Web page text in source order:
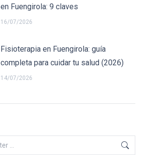
en Fuengirola: 9 claves
16/07/2026
Fisioterapia en Fuengirola: guía
completa para cuidar tu salud (2026)
14/07/2026